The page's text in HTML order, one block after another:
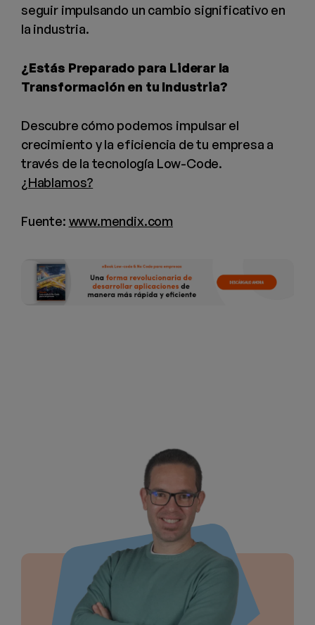
seguir impulsando un cambio significativo en
la industria.
¿Estás Preparado para Liderar la
Transformación en tu Industria?
Descubre cómo podemos impulsar el
crecimiento y la eficiencia de tu empresa a
través de la tecnología Low-Code.
¿Hablamos?
Fuente: www.mendix.com